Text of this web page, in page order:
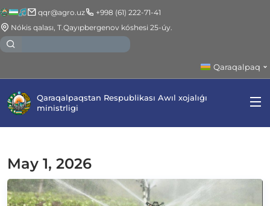
qqr@agro.uz
+998 (61) 222-71-41
Nókis qalası, T.Qayıpbergenov kóshesi 25-úy.
Qaraqalpaq
Qaraqalpaqstan Respublikası Awıl xojalıǵı
ministrligi
May 1, 2026